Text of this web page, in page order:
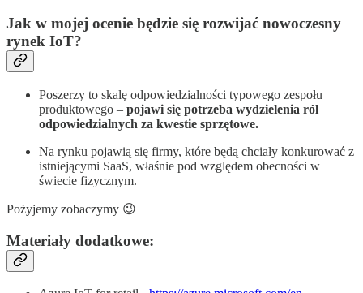
Jak w mojej ocenie będzie się rozwijać nowoczesny
rynek IoT?
Poszerzy to skalę odpowiedzialności typowego zespołu
produktowego – pojawi się potrzeba wydzielenia ról
odpowiedzialnych za kwestie sprzętowe.
Na rynku pojawią się firmy, które będą chciały konkurować z
istniejącymi SaaS, właśnie pod względem obecności w
świecie fizycznym.
Pożyjemy zobaczymy 😉
Materiały dodatkowe: